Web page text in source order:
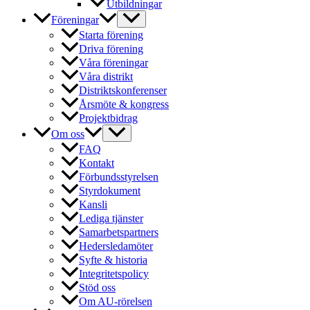
Utbildningar
Föreningar
Starta förening
Driva förening
Våra föreningar
Våra distrikt
Distriktskonferenser
Årsmöte & kongress
Projektbidrag
Om oss
FAQ
Kontakt
Förbundsstyrelsen
Styrdokument
Kansli
Lediga tjänster
Samarbetspartners
Hedersledamöter
Syfte & historia
Integritetspolicy
Stöd oss
Om AU-rörelsen